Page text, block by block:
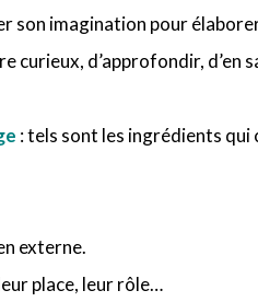
son imagination pour
curieux, d’approfondir,
: tels sont les ingrédients
externe.
place, leur rôle…